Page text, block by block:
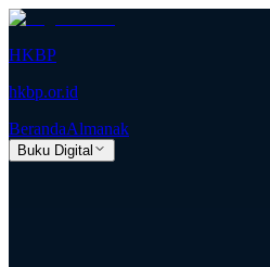
HKBP
hkbp.or.id
BerandaAlmanak
Buku Digital